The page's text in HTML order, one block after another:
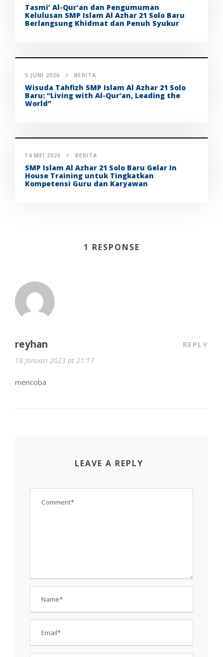
Tasmi’ Al-Qur’an dan Pengumuman
Kelulusan SMP Islam Al Azhar 21 Solo Baru
Berlangsung Khidmat dan Penuh Syukur
5 JUNI 2026 BERITA
Wisuda Tahfizh SMP Islam Al Azhar 21 Solo
Baru: “Living with Al-Qur’an, Leading the
World”
14 MEI 2026 BERITA
SMP Islam Al Azhar 21 Solo Baru Gelar In
House Training untuk Tingkatkan
Kompetensi Guru dan Karyawan
1 RESPONSE
reyhan
18 Januari 2023 at 21:17
REPLY
mencoba
LEAVE A REPLY